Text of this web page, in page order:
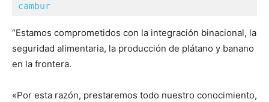
cambur
“Estamos comprometidos con la integración binacional, la
seguridad alimentaria, la producción de plátano y banano
en la frontera.
«Por esta razón, prestaremos todo nuestro conocimiento,